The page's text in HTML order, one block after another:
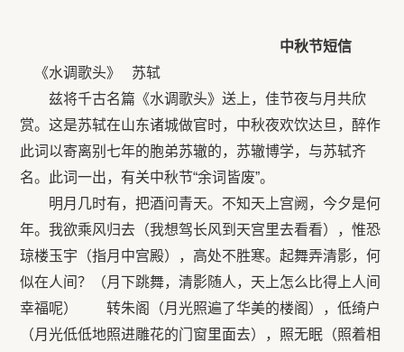
中秋节短信
《水调歌头》 苏轼
兹将千古名篇《水调歌头》送上，佳节夜与月共欣
赏。这是苏轼在山东诸城做官时，中秋夜欢饮达旦，醉作
此词以寄离别七年的胞弟苏辙的，苏辙博学，与苏轼齐
名。此词一出，有关中秋节“余词皆废”。
明月几时有，把酒问青天。不知天上宫阙，今夕是何
年。我欲乘风归去（我想驾长风到天宫里去看看），惟恐
琼楼玉宇（指月中宫殿），高处不胜寒。起舞弄清影，何
似在人间？（月下跳舞，清影随人，天上怎么比得上人间
幸福呢） 转朱阁（月光照遍了华美的楼阁），低绮户
（月光低低地照进雕花的门窗里面去），照无眠（照着相